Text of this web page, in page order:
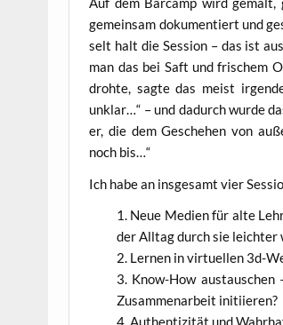
gemein­sam doku­men­tiert und
selt halt die Ses­si­on – das ist
man das bei Saft und fri­schem
droh­te, sag­te das meist
unklar…“ – und dadurch wur­de
er, die dem Gesche­hen von
noch bis…“
Ich habe an ins­ge­samt vier
Neue Medi­en für alte
der All­tag durch sie leich­ter
Ler­nen in vir­tu­el­len 3d-
Know-How
Zusam­men­ar­beit initiieren?
Authen­ti­zi­tät und